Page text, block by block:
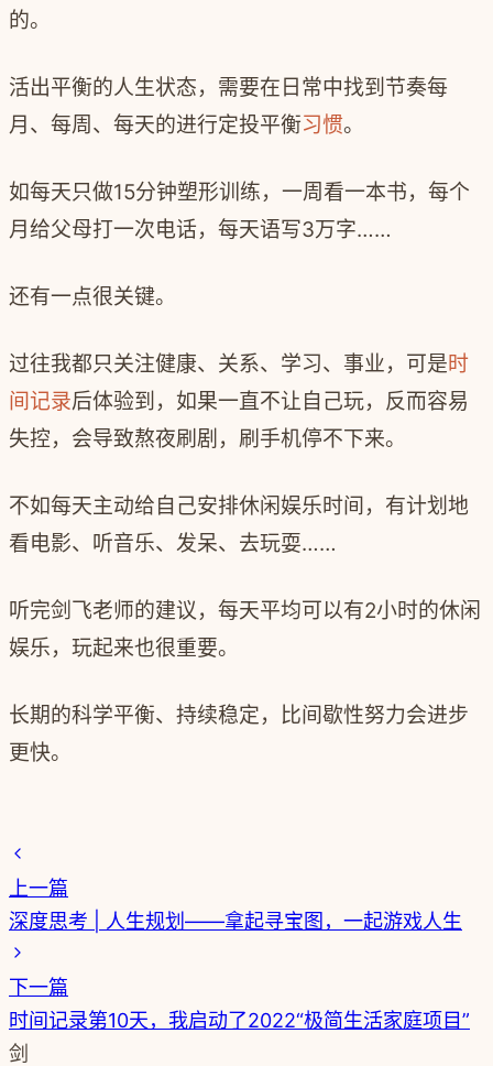
的。
活出平衡的人生状态，需要在日常中找到节奏每
月、每周、每天的进行定投平衡习惯。
如每天只做15分钟塑形训练，一周看一本书，每个
月给父母打一次电话，每天语写3万字……
还有一点很关键。
过往我都只关注健康、关系、学习、事业，可是时
间记录后体验到，如果一直不让自己玩，反而容易
失控，会导致熬夜刷剧，刷手机停不下来。
不如每天主动给自己安排休闲娱乐时间，有计划地
看电影、听音乐、发呆、去玩耍……
听完剑飞老师的建议，每天平均可以有2小时的休闲
娱乐，玩起来也很重要。
长期的科学平衡、持续稳定，比间歇性努力会进步
更快。
上一篇
深度思考 | 人生规划——拿起寻宝图，一起游戏人生
下一篇
时间记录第10天，我启动了2022“极简生活家庭项目”
剑